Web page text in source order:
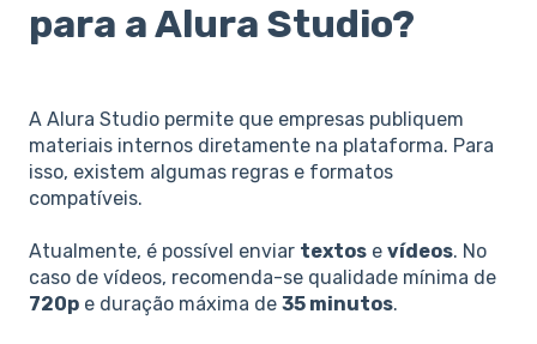
para a Alura Studio?
A Alura Studio permite que empresas publiquem
materiais internos diretamente na plataforma. Para
isso, existem algumas regras e formatos
compatíveis.
Atualmente, é possível enviar textos e vídeos. No
caso de vídeos, recomenda-se qualidade mínima de
720p e duração máxima de 35 minutos.